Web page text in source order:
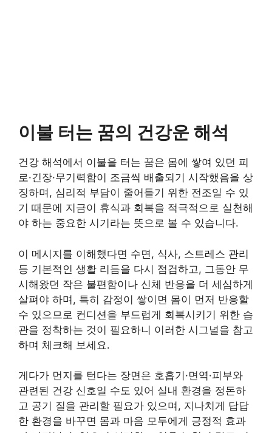
이불 터는 꿈의 건강운 해석
건강 해석에서 이불을 터는 꿈은 몸에 쌓여 있던 피
로·긴장·무기력함이 조금씩 배출되기 시작했음을 상
징하며, 심리적 부담이 줄어들기 위한 전조일 수 있
기 때문에 지금이 휴식과 회복을 적극적으로 실천해
야 하는 중요한 시기라는 뜻으로 볼 수 있습니다.
이 메시지를 이해했다면 수면, 식사, 스트레스 관리
등 기본적인 생활 리듬을 다시 점검하고, 그동안 무
시해왔던 작은 불편함이나 신체 반응을 더 세심하게
살펴야 하며, 특히 감정이 쌓이면 몸이 먼저 반응할
수 있으므로 컨디션을 부드럽게 회복시키기 위한 습
관을 정착하는 것이 필요하니 이러한 시그널을 참고
하며 체크해 보세요.
게다가 먼지를 턴다는 장면은 호흡기·면역·피부와
관련된 건강 신호일 수도 있어 실내 환경을 정돈하
고 공기 질을 관리할 필요가 있으며, 지나치게 답답
한 환경을 바꾸면 몸과 마음 모두에게 긍정적 효과